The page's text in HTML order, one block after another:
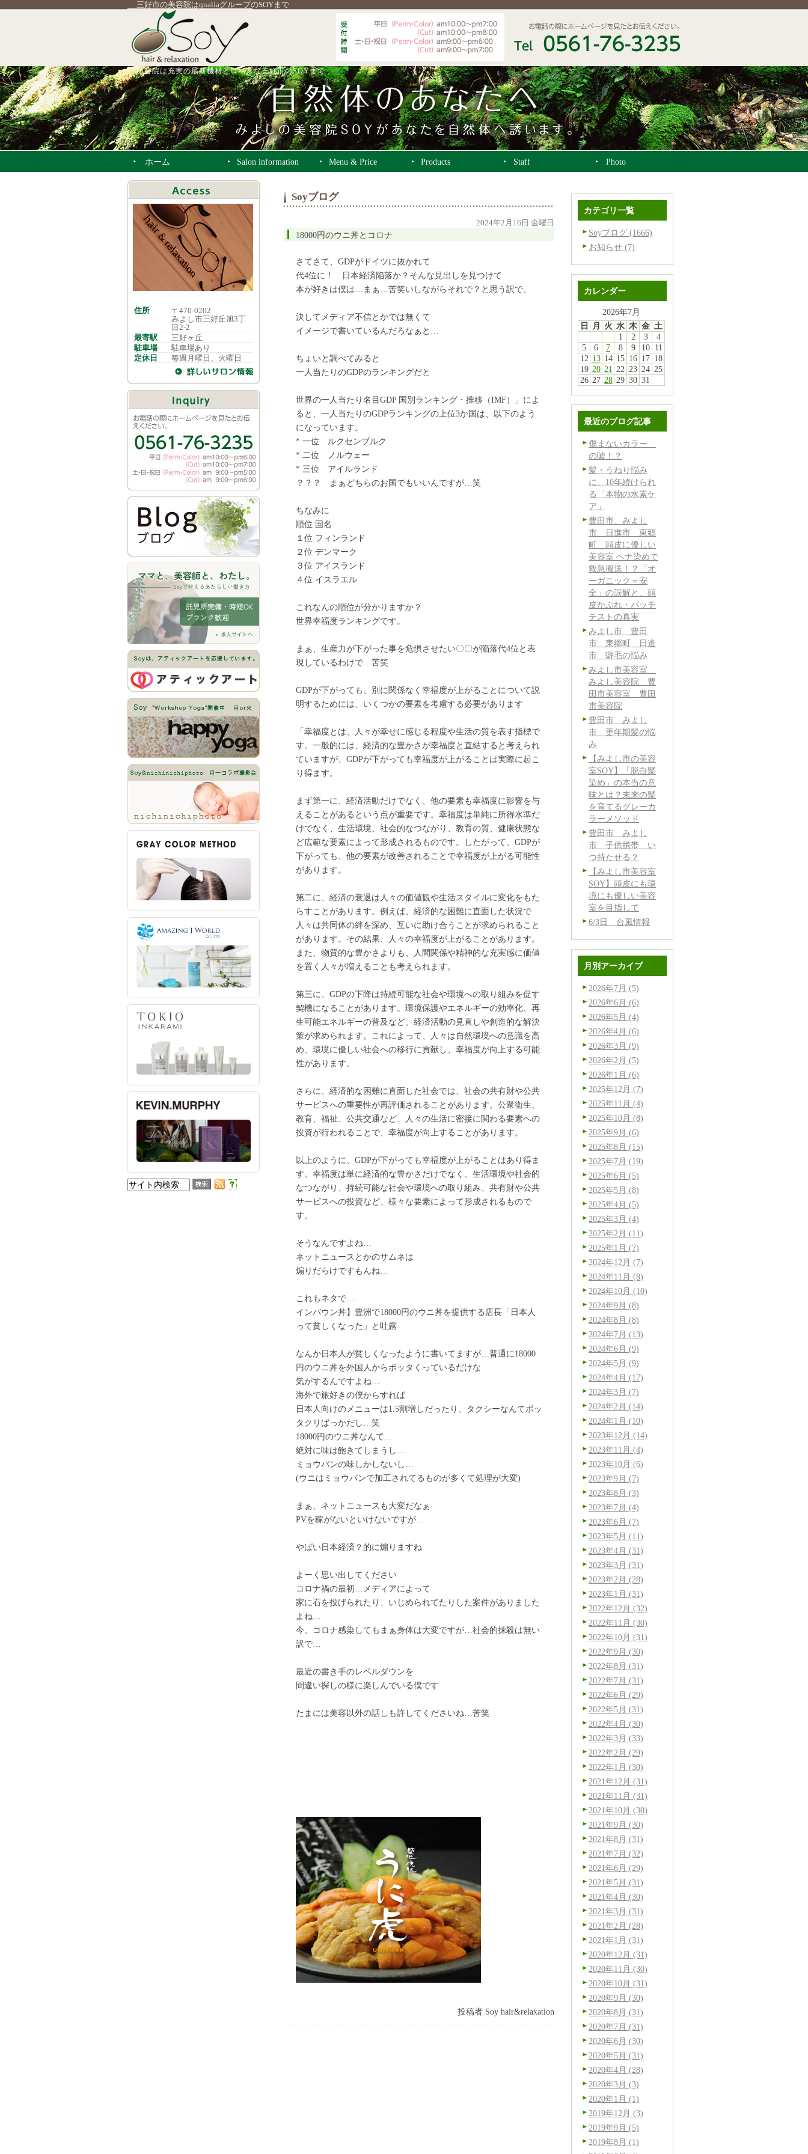
三好市の美容院はqualiaグループのSOYまで
美容院は充実の最新機材とロハスな三好市のSOYまで
ホーム Salon information Menu & Price Products Staff Photo
Soyブログ
2024年2月16日 金曜日
18000円のウニ丼とコロナ
さてさて、GDPがドイツに抜かれて
代4位に！ 日本経済陥落か？そんな見出しを見つけて
本が好きは僕は…まぁ…苦笑いしながらそれで？と思う訳で、
決してメディア不信とかでは無くて
イメージで書いているんだろなぁと…
ちょいと調べてみると
一人当たりのGDPのランキングだと
世界の一人当たり名目GDP 国別ランキング・推移（IMF）」によ
ると、一人当たりのGDPランキングの上位3か国は、以下のよう
になっています。
* 一位 ルクセンブルク
* 二位 ノルウェー
* 三位 アイルランド
？？？ まぁどちらのお国でもいいんですが…笑
ちなみに
順位 国名
１位 フィンランド
２位 デンマーク
３位 アイスランド
４位 イスラエル
これなんの順位が分かりますか？
世界幸福度ランキングです。
まぁ、生産力が下がった事を危惧させたい〇〇が陥落代4位と表
現しているわけで…苦笑
GDPが下がっても、別に関係なく幸福度が上がることについて説
明するためには、いくつかの要素を考慮する必要があります
「幸福度とは、人々が幸せに感じる程度や生活の質を表す指標で
す。一般的には、経済的な豊かさが幸福度と直結すると考えられ
ていますが、GDPが下がっても幸福度が上がることは実際に起こ
り得ます。
まず第一に、経済活動だけでなく、他の要素も幸福度に影響を与
えることがあるという点が重要です。幸福度は単純に所得水準だ
けでなく、生活環境、社会的なつながり、教育の質、健康状態な
ど広範な要素によって形成されるものです。したがって、GDPが
下がっても、他の要素が改善されることで幸福度が上がる可能性
があります。
第二に、経済の衰退は人々の価値観や生活スタイルに変化をもた
らすことがあります。例えば、経済的な困難に直面した状況で
人々は共同体の絆を深め、互いに助け合うことが求められること
があります。その結果、人々の幸福度が上がることがあります。
また、物質的な豊かさよりも、人間関係や精神的な充実感に価値
を置く人々が増えることも考えられます。
第三に、GDPの下降は持続可能な社会や環境への取り組みを促す
契機になることがあります。環境保護やエネルギーの効率化、再
生可能エネルギーの普及など、経済活動の見直しや創造的な解決
策が求められます。これによって、人々は自然環境への意識を高
め、環境に優しい社会への移行に貢献し、幸福度が向上する可能
性があります。
さらに、経済的な困難に直面した社会では、社会の共有財や公共
サービスへの重要性が再評価されることがあります。公衆衛生、
教育、福祉、公共交通など、人々の生活に密接に関わる要素への
投資が行われることで、幸福度が向上することがあります。
以上のように、GDPが下がっても幸福度が上がることはあり得ま
す。幸福度は単に経済的な豊かさだけでなく、生活環境や社会的
なつながり、持続可能な社会や環境への取り組み、共有財や公共
サービスへの投資など、様々な要素によって形成されるもので
す。
そうなんですよね…
ネットニュースとかのサムネは
煽りだらけですもんね…
これもネタで…
インバウン丼】豊洲で18000円のウニ丼を提供する店長「日本人
って貧しくなった」と吐露
なんか日本人が貧しくなったように書いてますが…普通に18000
円のウニ丼を外国人からボッタくっているだけな
気がするんですよね…
海外で旅好きの僕からすれば
日本人向けのメニューは1.5割増しだったり、タクシーなんてボッ
タクリばっかだし…笑
18000円のウニ丼なんて…
絶対に味は飽きてしまうし…
ミョウバンの味しかしないし…
(ウニはミョウバンで加工されてるものが多くて処理が大変)
まぁ、ネットニュースも大変だなぁ
PVを稼がないといけないですが…
やばい日本経済？的に煽りますね
よーく思い出してください
コロナ禍の最初…メディアによって
家に石を投げられたり、いじめられてたりした案件がありました
よね…
今、コロナ感染してもまぁ身体は大変ですが…社会的抹殺は無い
訳で…
最近の書き手のレベルダウンを
間違い探しの様に楽しんでいる僕です
たまには美容以外の話しも許してくださいね…苦笑
投稿者 Soy hair&relaxation
カテゴリ一覧
Soyブログ (1666)
お知らせ (7)
カレンダー
2026年7月
日
月 火 水 木 金 土
1
2 3
4
5
6 7 8 9 10 11
12 13 14 15 16 17 18
19 20 21 22 23 24 25
26 27 28 29 30 31
最近のブログ記事
傷まないカラー
の嘘！？
髪・うねり悩み
に、10年続けられ
る「本物の水素ケ
ア」
豊田市、みよし
市 日進市 東郷
町 頭皮に優しい
美容室 ヘナ染めで
救急搬送！？「オ
ーガニック＝安
全」の誤解と、頭
皮かぶれ・パッチ
テストの真実
みよし市 豊田
市 東郷町 日進
市 癖毛の悩み
みよし市美容室
みよし美容院 豊
田市美容室 豊田
市美容院
豊田市 みよし
市 更年期髪の悩
み
【みよし市の美容
室SOY】「脱白髪
染め」の本当の意
味とは？未来の髪
を育てるグレーカ
ラーメソッド
豊田市 みよし
市 子供携帯 い
つ持たせる？
【みよし市美容室
SOY】頭皮にも環
境にも優しい美容
室を目指して
6/3日 台風情報
月別アーカイブ
2026年7月 (5)
2026年6月 (6)
2026年5月 (4)
2026年4月 (6)
2026年3月 (9)
2026年2月 (5)
2026年1月 (6)
2025年12月 (7)
2025年11月 (4)
2025年10月 (8)
2025年9月 (6)
2025年8月 (15)
2025年7月 (19)
2025年6月 (5)
2025年5月 (8)
2025年4月 (5)
2025年3月 (4)
2025年2月 (11)
2025年1月 (7)
2024年12月 (7)
2024年11月 (8)
2024年10月 (10)
2024年9月 (8)
2024年8月 (8)
2024年7月 (13)
2024年6月 (9)
2024年5月 (9)
2024年4月 (17)
2024年3月 (7)
2024年2月 (14)
2024年1月 (10)
2023年12月 (14)
2023年11月 (4)
2023年10月 (6)
2023年9月 (7)
2023年8月 (3)
2023年7月 (4)
2023年6月 (7)
2023年5月 (11)
2023年4月 (31)
2023年3月 (31)
2023年2月 (28)
2023年1月 (31)
2022年12月 (32)
2022年11月 (30)
2022年10月 (31)
2022年9月 (30)
2022年8月 (31)
2022年7月 (31)
2022年6月 (29)
2022年5月 (31)
2022年4月 (30)
2022年3月 (33)
2022年2月 (29)
2022年1月 (30)
2021年12月 (31)
2021年11月 (31)
2021年10月 (30)
2021年9月 (30)
2021年8月 (31)
2021年7月 (32)
2021年6月 (29)
2021年5月 (31)
2021年4月 (30)
2021年3月 (31)
2021年2月 (28)
2021年1月 (31)
2020年12月 (31)
2020年11月 (30)
2020年10月 (31)
2020年9月 (30)
2020年8月 (31)
2020年7月 (31)
2020年6月 (30)
2020年5月 (31)
2020年4月 (28)
2020年3月 (3)
2020年1月 (1)
2019年12月 (3)
2019年9月 (5)
2019年8月 (1)
住所
〒470-0202
みよし市三好丘旭3丁
目2-2
最寄駅
三好ヶ丘
駐車場
駐車場あり
定休日
毎週月曜日、火曜日